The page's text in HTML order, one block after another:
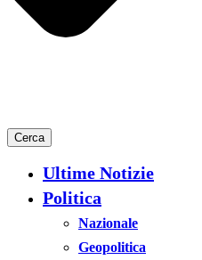
Cerca
Ultime Notizie
Politica
Nazionale
Geopolitica